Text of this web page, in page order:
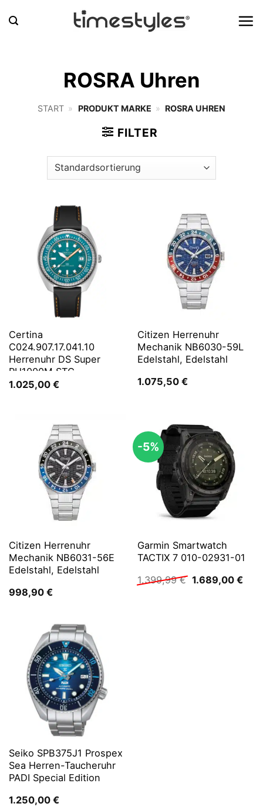
Inhalt
ROSRA Uhren
START » PRODUKT MARKE » ROSRA UHREN
FILTER
Certina
C024.907.17.041.10
Herrenuhr DS Super
PH1000M STC
1.025,00 €
Citizen Herrenuhr
Mechanik NB6030-59L
Edelstahl, Edelstahl
1.075,50 €
Citizen Herrenuhr
Mechanik NB6031-56E
Edelstahl, Edelstahl
998,90 €
-5%
Garmin Smartwatch
TACTIX 7 010-02931-01
1.399,99€ Ursprünglicher
1.689,00 €
Seiko SPB375J1 Prospex
Sea Herren-Taucheruhr
PADI Special Edition
1.250,00 €